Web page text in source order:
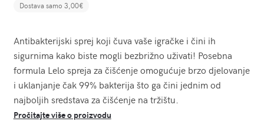
Dostava samo 3,00€
Antibakterijski sprej koji čuva vaše igračke i čini ih
sigurnima kako biste mogli bezbrižno uživati! Posebna
formula Lelo spreja za čišćenje omogućuje brzo djelovanje
i uklanjanje čak 99% bakterija što ga čini jednim od
najboljih sredstava za čišćenje na tržištu.
Pročitajte više o proizvodu